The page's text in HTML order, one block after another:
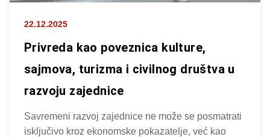
22.12.2025
Privreda kao poveznica kulture,
sajmova, turizma i civilnog društva u
razvoju zajednice
Savremeni razvoj zajednice ne može se posmatrati
isključivo kroz ekonomske pokazatelje, već kao